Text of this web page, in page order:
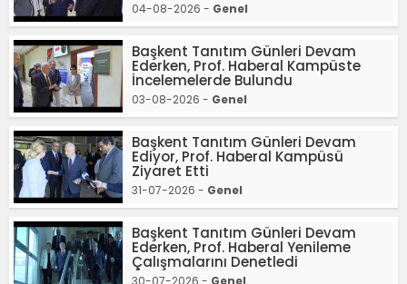
04-08-2026 - Genel
Başkent Tanıtım Günleri Devam
Ederken, Prof. Haberal Kampüste
İncelemelerde Bulundu
03-08-2026 - Genel
Başkent Tanıtım Günleri Devam
Ediyor, Prof. Haberal Kampüsü
Ziyaret Etti
31-07-2026 - Genel
Başkent Tanıtım Günleri Devam
Ederken, Prof. Haberal Yenileme
Çalışmalarını Denetledi
30-07-2026 - Genel